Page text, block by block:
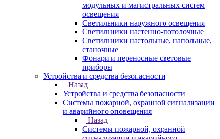
модульных и магистральных систем
освещения
Светильники наружного освещения
Светильники настенно-потолочные
Светильники настольные, напольные,
станочные
Фонари и переносные световые
приборы
Устройства и средства безопасности
Назад
Устройства и средства безопасности
Системы пожарной, охранной сигнализации
и аварийного оповещения
Назад
Системы пожарной, охранной